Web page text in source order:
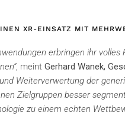
XR-EINSATZ MIT
erbringen ihr
, meint Gerhard Wanek,
Weiterverwertung der
Zielgruppen besser
zu einem echten